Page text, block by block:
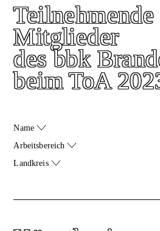
Teilnehmende
Mitglieder
des bbk
beim ToA
Name
Arbeitsbereich
Landkreis